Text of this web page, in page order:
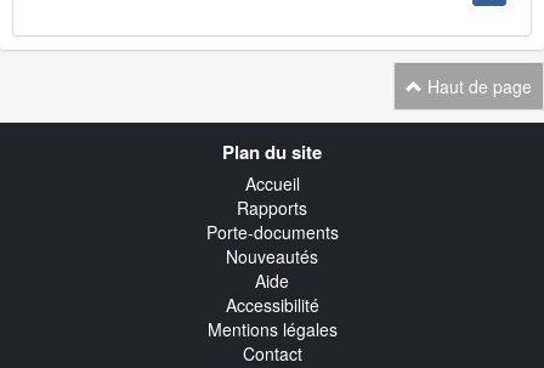
Haut de page
Plan du site
Accueil
Rapports
Porte-documents
Nouveautés
Aide
Accessibilité
Mentions légales
Contact